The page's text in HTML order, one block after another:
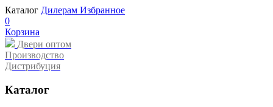
Каталог Дилерам Избранное
0
Корзина
Двери оптом
Производство
Дистрибуция
Каталог